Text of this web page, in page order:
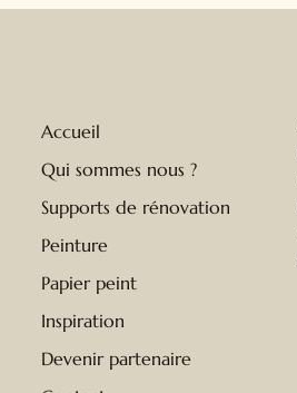
Accueil
Qui sommes nous ?
Supports de rénovation
Peinture
Papier peint
Inspiration
Devenir partenaire